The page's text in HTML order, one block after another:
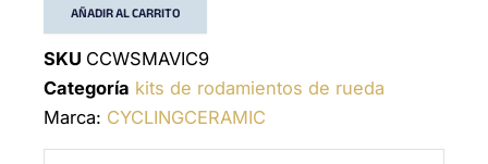
AÑADIR AL CARRITO
SKU CCWSMAVIC9
Categoría kits de rodamientos de rueda
Marca: CYCLINGCERAMIC